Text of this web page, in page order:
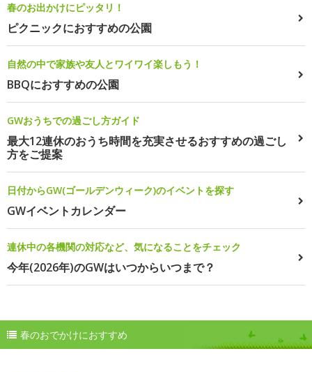
春のお出かけにピッタリ！
ピクニックにおすすめの公園
自然の中で家族や友人とワイワイ楽しもう！
BBQにおすすめの公園
GWおうちでの過ごし方ガイド
最大12連休のおうち時間を充実させるおすすめの過ごし
方をご提案
日付からGW(ゴールデンウィーク)のイベントを探す
GWイベントカレンダー
連休中の各機関の対応など、気になることをチェック
今年(2026年)のGWはいつからいつまで？
春のおでかけにおすすめ